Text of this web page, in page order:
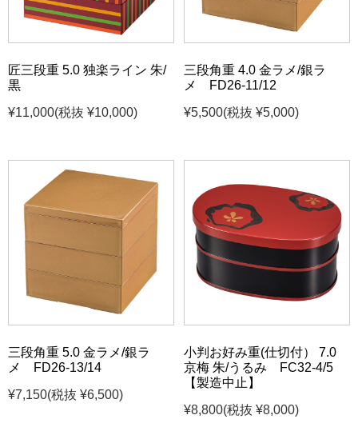
匠三段重 5.0 独楽ライン 朱/
黒
¥11,000(税抜 ¥10,000)
三段角重 4.0 金ラメ/銀ラ
メ FD26-11/12
¥5,500(税抜 ¥5,000)
三段角重 5.0 金ラメ/銀ラ
メ FD26-13/14
¥7,150(税抜 ¥6,500)
小判お好み重(仕切付） 7.0
京梅 朱/うるみ FC32-4/5
【製造中止】
¥8,800(税抜 ¥8,000)